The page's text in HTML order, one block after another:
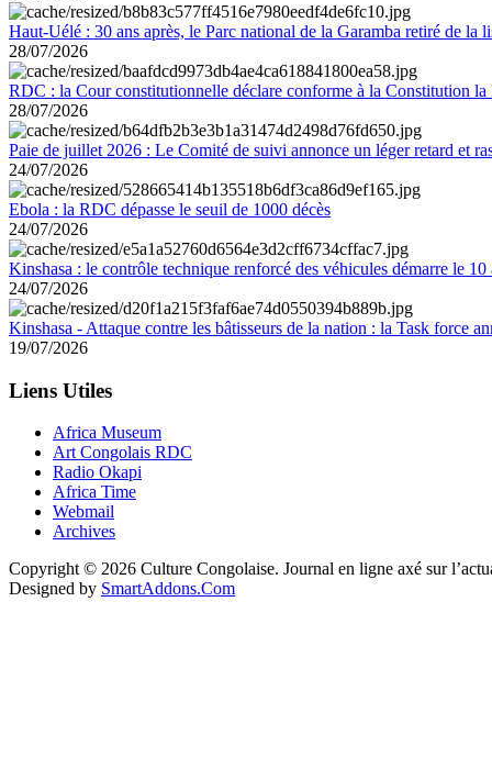
Haut-Uélé : 30 ans après, le Parc national de la Garamba retiré de la
28/07/2026
RDC : la Cour constitutionnelle déclare conforme à la Constitution la
28/07/2026
Paie de juillet 2026 : Le Comité de suivi annonce un léger retard et
24/07/2026
Ebola : la RDC dépasse le seuil de 1000 décès
24/07/2026
Kinshasa : le contrôle technique renforcé des véhicules démarre le 10
24/07/2026
Kinshasa - Attaque contre les bâtisseurs de la nation : la Task force
19/07/2026
Liens Utiles
Africa Museum
Art Congolais RDC
Radio Okapi
Africa Time
Webmail
Archives
Copyright © 2026 Culture Congolaise. Journal en ligne axé sur
Designed by SmartAddons.Com